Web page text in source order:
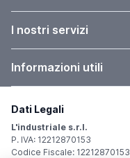
I nostri servizi
Informazioni utili
Dati Legali
L'industriale s.r.l.
P. IVA: 12212870153
Codice Fiscale: 12212870153